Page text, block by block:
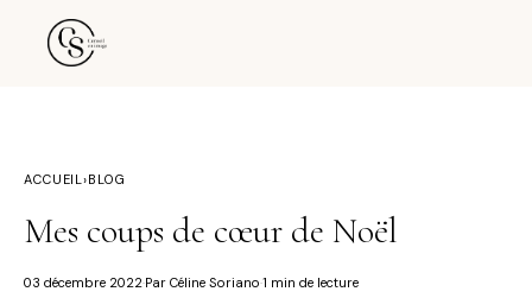
ACCUEIL›BLOG
Mes coups de cœur de Noël
03 décembre 2022·Par Céline Soriano·1 min de lecture